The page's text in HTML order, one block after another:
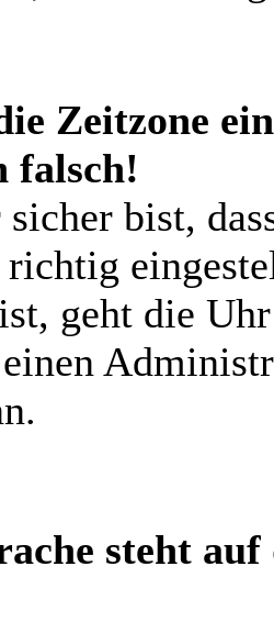
Zeitzone
falsch!
bist,
geht die
steht